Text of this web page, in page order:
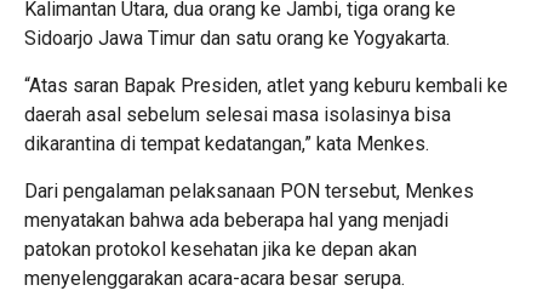
Kalimantan Utara, dua orang ke Jambi, tiga orang ke
Sidoarjo Jawa Timur dan satu orang ke Yogyakarta.
“Atas saran Bapak Presiden, atlet yang keburu kembali ke
daerah asal sebelum selesai masa isolasinya bisa
dikarantina di tempat kedatangan,” kata Menkes.
Dari pengalaman pelaksanaan PON tersebut, Menkes
menyatakan bahwa ada beberapa hal yang menjadi
patokan protokol kesehatan jika ke depan akan
menyelenggarakan acara-acara besar serupa.